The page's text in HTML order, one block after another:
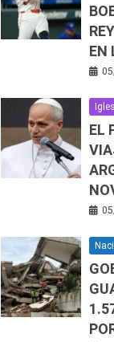
EN
EL